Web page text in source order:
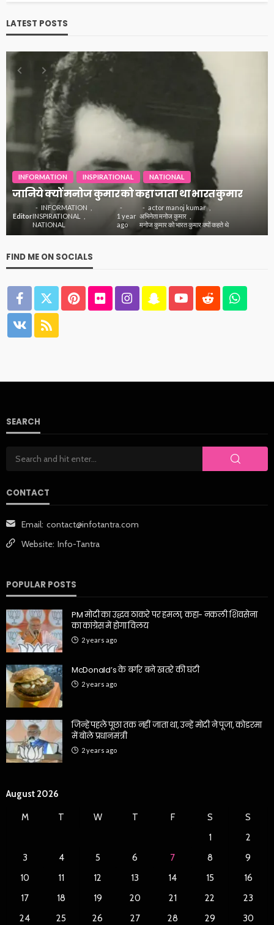
LATEST POSTS
INFORMATION INSPIRATIONAL NATIONAL
जानिये क्यों मनोज कुमार को कहा जाता था भारत कुमार
Editor
INFORMATION
INSPIRATIONAL
NATIONAL
1 year
ago
actor manoj kumar
अभिनेता मनोज कुमार
मनोज कुमार को भारत कुमार क्यों कहते थे
FIND ME ON SOCIALS
SEARCH
CONTACT
Email: contact@infotantra.com
Website: Info-Tantra
POPULAR POSTS
PM मोदी का उद्धव ठाकरे पर हमला, कहा- नकली शिवसेना
का कांग्रेस में होगा विलय
2 years ago
McDonald’s के बर्गर बने खतरे की घंटी
2 years ago
जिन्हें पहले पूछा तक नहीं जाता था, उन्हें मोदी ने पूजा, कोडरमा
में बोले प्रधानमंत्री
2 years ago
August 2026
M T W T F S
S
1
2
3
4 5 6 7 8
9
10
11 12 13 14 15
16
17
18 19 20 21 22
23
24
25 26 27 28 29 30